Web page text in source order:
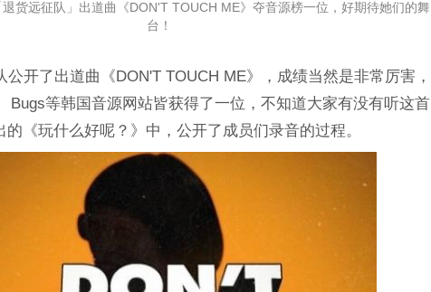
货远征队」出道曲《DON'T TOUCH ME》夺音源榜一位，好期待她们的舞
台！
公开了出道曲《DON'T TOUCH ME》，成绩当然是非常厉害，
Bugs等韩国音源网站皆获得了一位，不知道大家有没有听这首
《玩什么好呢？》中，公开了成员们录音的过程。